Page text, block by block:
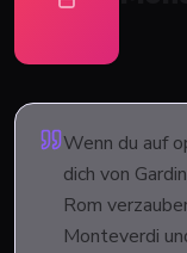
Wenn du auf
dich von
Rom
Monteverdi